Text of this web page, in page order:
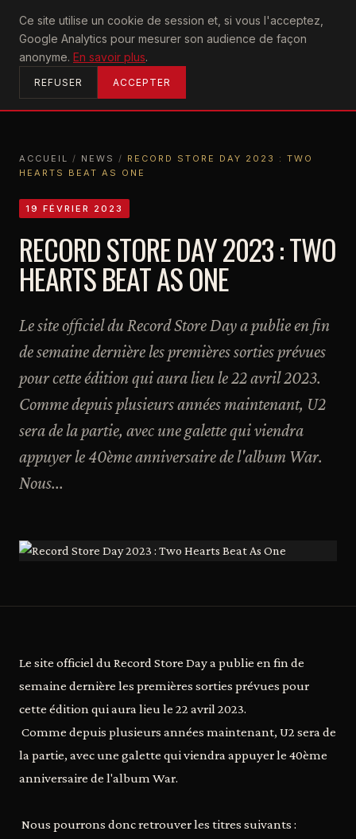
Ce site utilise un cookie de session et, si vous l'acceptez,
Google Analytics pour mesurer son audience de façon
anonyme. En savoir plus.
REFUSER ACCEPTER
U2achtung
ACCUEIL
ACCUEIL / NEWS / RECORD STORE DAY 2023 : TWO
HEARTS BEAT AS ONE
19 FÉVRIER 2023
RECORD STORE DAY 2023 : TWO
HEARTS BEAT AS ONE
Le site officiel du Record Store Day a publie en fin
de semaine dernière les premières sorties prévues
pour cette édition qui aura lieu le 22 avril 2023.
Comme depuis plusieurs années maintenant, U2
sera de la partie, avec une galette qui viendra
appuyer le 40ème anniversaire de l'album War.
Nous...
Le site officiel du Record Store Day a publie en fin de
semaine dernière les premières sorties prévues pour
cette édition qui aura lieu le 22 avril 2023.
Comme depuis plusieurs années maintenant, U2 sera de
la partie, avec une galette qui viendra appuyer le 40ème
anniversaire de l'album War.
Nous pourrons donc retrouver les titres suivants :